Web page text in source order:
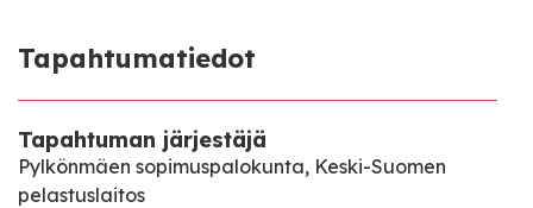
Tapahtumatiedot
Tapahtuman järjestäjä
Pylkönmäen sopimuspalokunta, Keski-Suomen
pelastuslaitos